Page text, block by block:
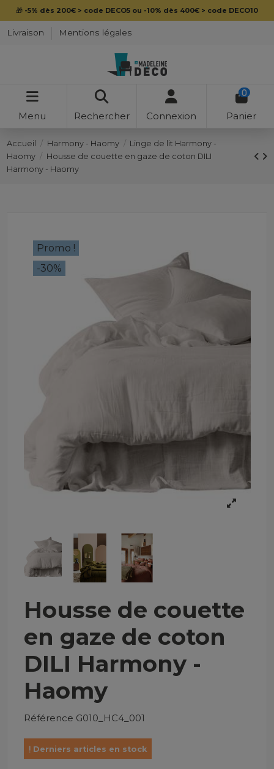
🎁 -5% dès 200€ > code DECO5 ou -10% dès 400€ > code DECO10
Livraison Mentions légales
Menu Rechercher Connexion
0
Panier
Accueil Harmony - Haomy
Linge de lit Harmony -
Haomy
Housse de couette en gaze de coton DILI
Harmony - Haomy
Promo !
-30%
Housse de couette
en gaze de coton
DILI Harmony -
Haomy
Référence G010_HC4_001
Derniers articles en stock